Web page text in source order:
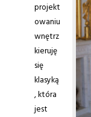
projekt
owaniu
wnętrz
kieruję
się
klasyką
, która
jest